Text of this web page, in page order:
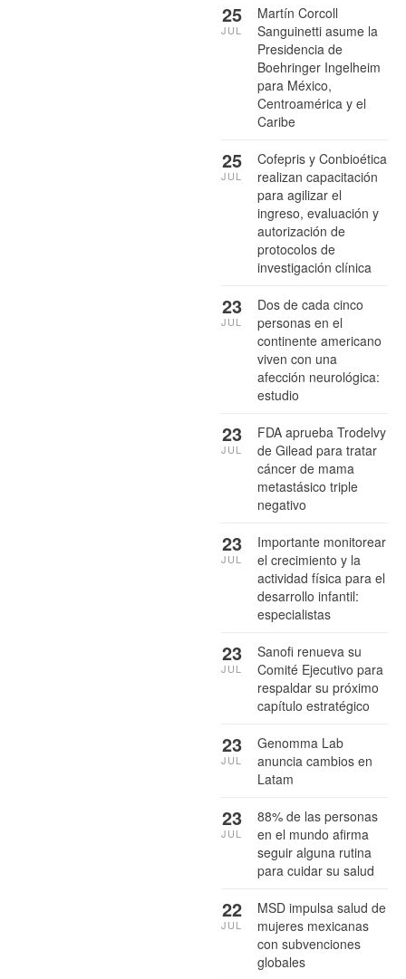
Martín Corcoll
Sanguinetti asume la
Presidencia de
Boehringer Ingelheim
para México,
Centroamérica y el
Caribe
25
JUL
Cofepris y Conbioética
realizan capacitación
para agilizar el
ingreso, evaluación y
autorización de
protocolos de
investigación clínica
25
JUL
Dos de cada cinco
personas en el
continente americano
viven con una
afección neurológica:
estudio
23
JUL
FDA aprueba Trodelvy
de Gilead para tratar
cáncer de mama
metastásico triple
negativo
23
JUL
Importante monitorear
el crecimiento y la
actividad física para el
desarrollo infantil:
especialistas
23
JUL
Sanofi renueva su
Comité Ejecutivo para
respaldar su próximo
capítulo estratégico
23
JUL
Genomma Lab
anuncia cambios en
Latam
23
JUL
88% de las personas
en el mundo afirma
seguir alguna rutina
para cuidar su salud
23
JUL
MSD impulsa salud de
mujeres mexicanas
con subvenciones
globales
22
JUL